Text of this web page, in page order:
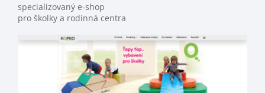
specializovaný e-shop
pro školky a rodinná centra